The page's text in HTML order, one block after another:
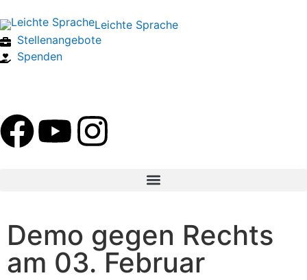
Leichte Sprache
Stellenangebote
Spenden
Demo gegen Rechts
am 03. Februar